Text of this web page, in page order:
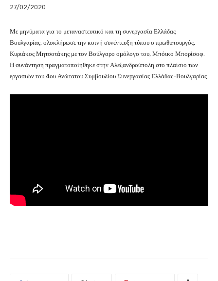
27/02/2020
Με μηνύματα για το μεταναστευτικό και τη συνεργασία Ελλάδας
Βουλγαρίας, ολοκλήρωσε την κοινή συνέντευξη τύπου ο πρωθυπουργός,
Κυριάκος Μητσοτάκης με τον Βούλγαρο ομόλογο του, Μπόικο Μπορίσοφ.
Η συνάντηση πραγματοποίηθηκε στην Αλεξανδρούπολη στο πλαίσιο των
εργασιών του 4ου Ανώτατου Συμβουλίου Συνεργασίας Ελλάδας-Βουλγαρίας.